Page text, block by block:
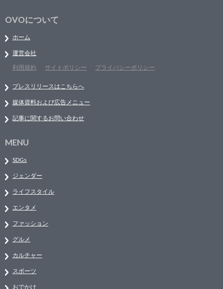
OVOについて
ホーム
運営会社
利用規約
サイトポリシー プライバシーポリシー
プレスリリースはこちらへ
媒体資料および広告メニュー
記事に関するお問い合わせ
MENU
SDGs
ジェンダー
ライフスタイル
エンタメ
ファッション
グルメ
カルチャー
スポーツ
おでかけ